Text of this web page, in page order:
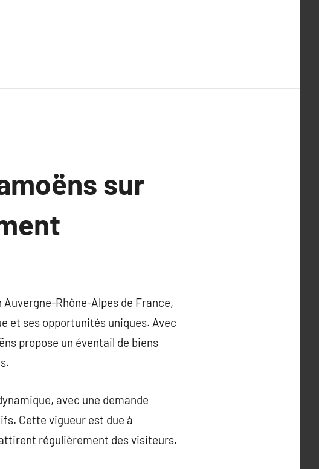
sur
Rhône-Alpes de France,
et ses opportunités uniques. Avec
propose un éventail de biens
avec une demande
Cette vigueur est due à
régulièrement des visiteurs.